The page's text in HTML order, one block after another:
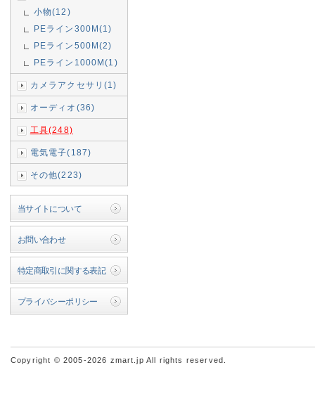
小物(12)
PEライン300M(1)
PEライン500M(2)
PEライン1000M(1)
カメラアクセサリ(1)
オーディオ(36)
工具(248)
電気電子(187)
その他(223)
当サイトについて
お問い合わせ
特定商取引に関する表記
プライバシーポリシー
Copyright © 2005-2026 zmart.jp All rights reserved.